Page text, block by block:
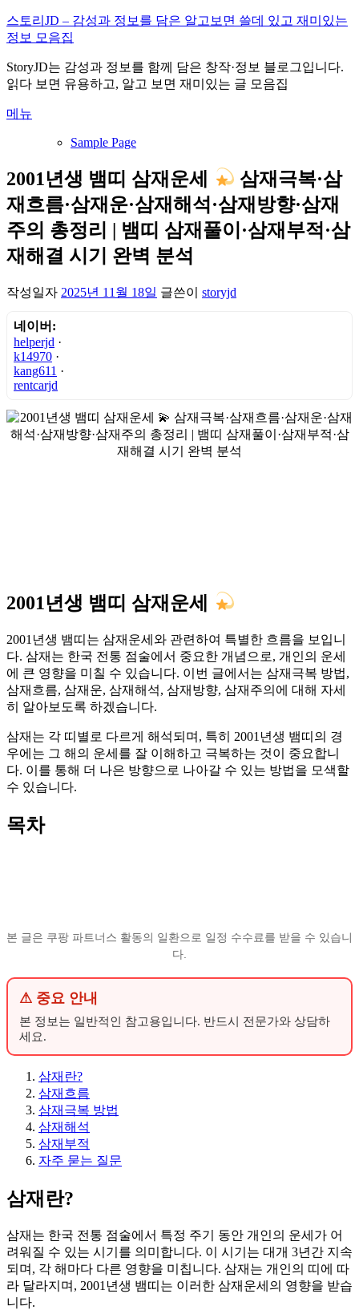
내
용
로
바
가
스토리JD – 감성과 정보를 담은 알고보면 쓸데 있고 재미있는
정보 모음집
StoryJD는 감성과 정보를 함께 담은 창작·정보 블로그입니다.
읽다 보면 유용하고, 알고 보면 재미있는 글 모음집
메뉴
Sample Page
2001년생 뱀띠 삼재운세
삼재극복·삼
재흐름·삼재운·삼재해석·삼재방향·삼재
주의 총정리 | 뱀띠 삼재풀이·삼재부적·삼
재해결 시기 완벽 분석
작성일자 2025년 11월 18일 글쓴이 storyjd
네이버:
helperjd ·
k14970 ·
kang611 ·
rentcarjd
2001년생 뱀띠 삼재운세
2001년생 뱀띠는 삼재운세와 관련하여 특별한 흐름을 보입니
다. 삼재는 한국 전통 점술에서 중요한 개념으로, 개인의 운세
에 큰 영향을 미칠 수 있습니다. 이번 글에서는 삼재극복 방법,
삼재흐름, 삼재운, 삼재해석, 삼재방향, 삼재주의에 대해 자세
히 알아보도록 하겠습니다.
삼재는 각 띠별로 다르게 해석되며, 특히 2001년생 뱀띠의 경
우에는 그 해의 운세를 잘 이해하고 극복하는 것이 중요합니
다. 이를 통해 더 나은 방향으로 나아갈 수 있는 방법을 모색할
수 있습니다.
목차
본 글은 쿠팡 파트너스 활동의 일환으로 일정 수수료를 받을 수 있습니
다.
⚠ 중요 안내
본 정보는 일반적인 참고용입니다. 반드시 전문가와 상담하
세요.
삼재란?
삼재흐름
삼재극복 방법
삼재해석
삼재부적
자주 묻는 질문
삼재란?
삼재는 한국 전통 점술에서 특정 주기 동안 개인의 운세가 어
려워질 수 있는 시기를 의미합니다. 이 시기는 대개 3년간 지속
되며, 각 해마다 다른 영향을 미칩니다. 삼재는 개인의 띠에 따
라 달라지며, 2001년생 뱀띠는 이러한 삼재운세의 영향을 받습
니다.